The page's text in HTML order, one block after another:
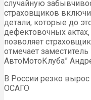
случайную
страховщиков
детали, которые до
дефектовочных
позволяет
отмечает
АвтоМотоКлуба”
В России резко
ОСАГО